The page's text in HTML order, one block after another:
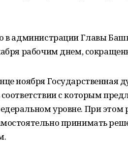
в администрации Главы
рабочим днем,
ноября Государственная
с которым
уровне. При этом
принимать